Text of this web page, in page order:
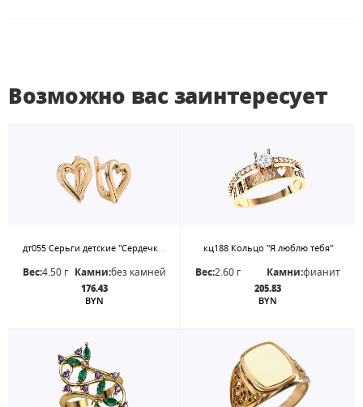
Возможно вас заинтересует
дт055 Серьги детские "Сердечки" без камней
Вес:4.50 г Камни:без камней
176.43
BYN
кц188 Кольцо "Я люблю тебя"
Вес:2.60 г Камни:фианит
205.83
BYN